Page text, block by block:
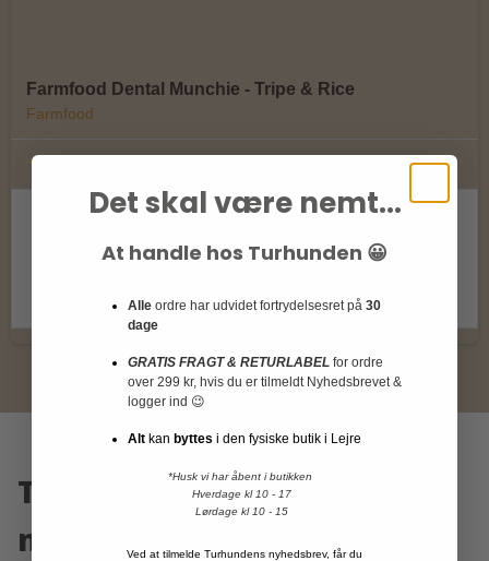
Farmfood Dental Munchie - Tripe & Rice
Farmfood
Tilmeld dig vores
nyhedsbrev!
Det skal være nemt...
At handle hos Turhunden 😀
Alle ordre har udvidet fortrydelsesret på 30
dage
GRATIS FRAGT & RETURLABEL for ordre
over 299 kr, hvis du er tilmeldt Nyhedsbrevet &
logger ind 😉
Alt kan byttes i den fysiske butik i Lejre
*Husk vi har åbent i butikken
Hverdage kl 10 - 17
Lørdage kl 10 - 15
Ved at tilmelde Turhundens nyhedsbrev, får du